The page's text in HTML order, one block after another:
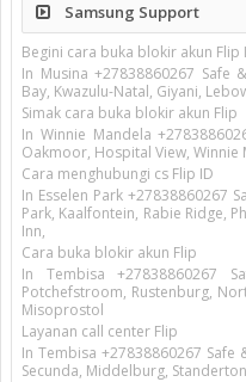
Samsung Support
Begini cara buka blokir akun Flip
In Musina +27838860267 Safe
Bay, Kwazulu-Natal, Giyani,
Simak cara buka blokir akun Flip
In Winnie Mandela
Oakmoor, Hospital View, Winnie
Cara menghubungi cs Flip ID
In Esselen Park +27838860267
Park, Kaalfontein, Rabie Ridge,
Inn,
Cara buka blokir akun Flip
In Tembisa +27838860267
Potchefstroom, Rustenburg,
Misoprostol
Layanan call center Flip
In Tembisa +27838860267
Secunda, Middelburg,